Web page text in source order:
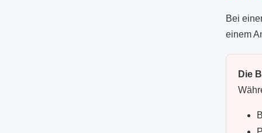
Bei
einem
Die